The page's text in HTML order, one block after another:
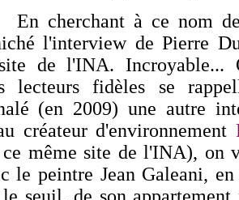
cherchant à ce nom de
l'interview de Pierre
de l'INA. Incroyable...
lecteurs fidèles se
(en 2009) une autre
créateur d'environnement
ce même site de l'INA), on
le peintre Jean Galeani,